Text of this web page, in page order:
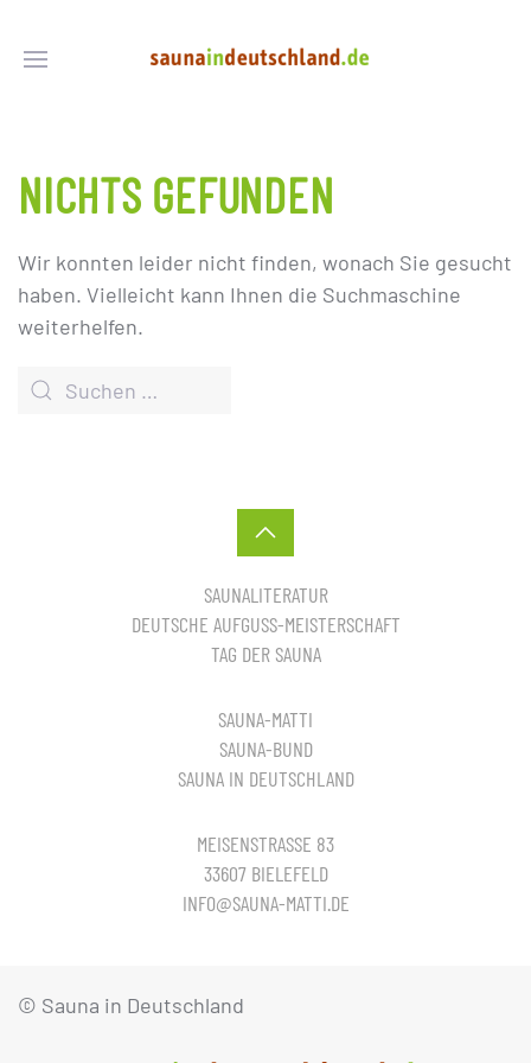
NICHTS GEFUNDEN
Wir konnten leider nicht finden, wonach Sie gesucht
haben. Vielleicht kann Ihnen die Suchmaschine
weiterhelfen.
SAUNALITERATUR
DEUTSCHE AUFGUSS-MEISTERSCHAFT
TAG DER SAUNA
SAUNA-MATTI
SAUNA-BUND
SAUNA IN DEUTSCHLAND
MEISENSTRASSE 83
33607 BIELEFELD
INFO@SAUNA-MATTI.DE
© Sauna in Deutschland